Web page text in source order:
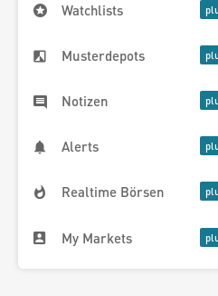
Watchlists
Musterdepots
Notizen
Alerts
Realtime Börsen
My Markets